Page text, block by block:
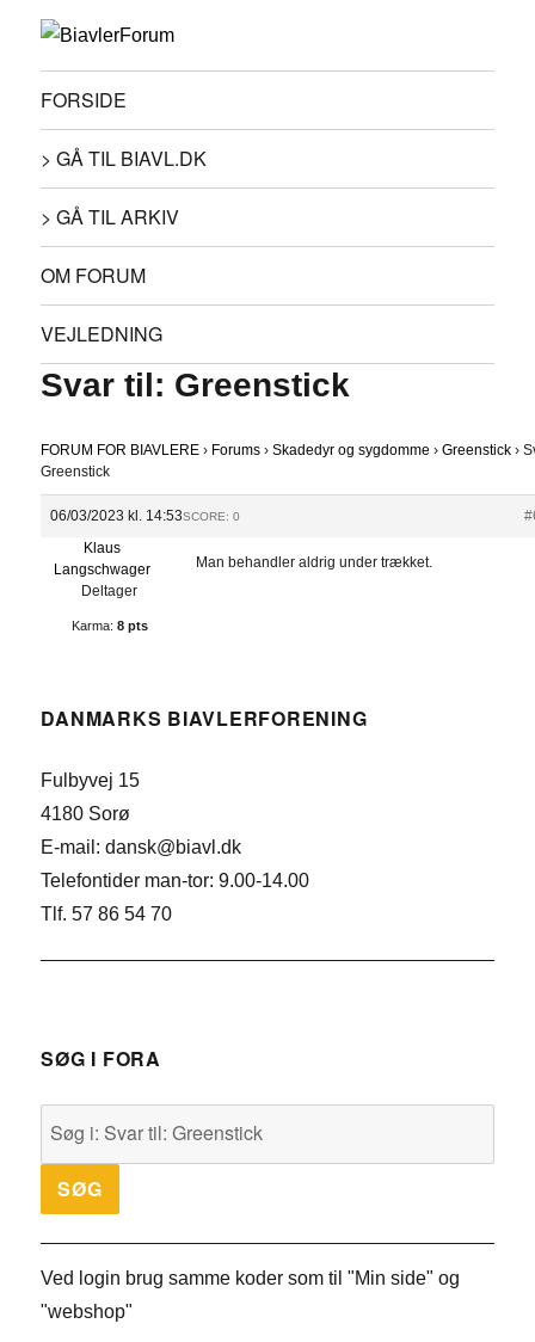
FORSIDE
> GÅ TIL BIAVL.DK
> GÅ TIL ARKIV
OM FORUM
VEJLEDNING
Svar til: Greenstick
FORUM FOR BIAVLERE › Forums › Skadedyr og sygdomme › Greenstick ›
Greenstick
06/03/2023 kl. 14:53SCORE: 0
Klaus
Langschwager
Deltager
Karma: 8 pts
Man behandler aldrig under trækket.
DANMARKS BIAVLERFORENING
Fulbyvej 15
4180 Sorø
E-mail: dansk@biavl.dk
Telefontider man-tor: 9.00-14.00
Tlf. 57 86 54 70
SØG I FORA
Ved login brug samme koder som til "Min side" og
"webshop"